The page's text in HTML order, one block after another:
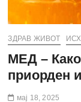
ЗДРАВ ЖИВОТ
МЕД –
приорден
мај 18, 2025